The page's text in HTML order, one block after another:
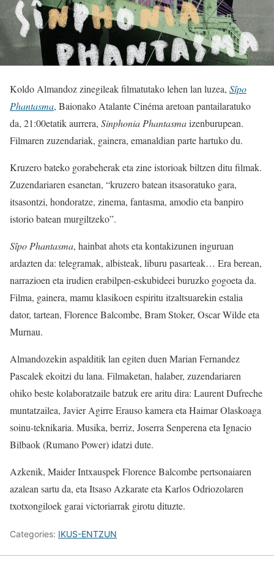
Koldo Almandoz zinegileak filmatutako lehen lan luzea, Sîpo
Phantasma, Baionako Atalante Cinéma aretoan pantailaratuko
da, 21:00etatik aurrera, Sinphonia Phantasmaizenburupean.
Filmaren zuzendariak, gainera, emanaldian parte hartuko du.
Kruzero bateko gorabeherak eta zine istorioak biltzen ditu filmak.
Zuzendariaren esanetan, “kruzero batean itsasoratuko gara,
itsasontzi, hondoratze, zinema, fantasma, amodio eta banpiro
istorio batean murgiltzeko”.
Sîpo Phantasma, hainbat ahots eta kontakizunen inguruan
ardazten da: telegramak, albisteak, liburu pasarteak… Era berean,
narrazioen eta irudien erabilpen-eskubideei buruzko gogoeta da.
Filma, gainera, mamu klasikoen espiritu itzaltsuarekin estalia
dator, tartean, Florence Balcombe, Bram Stoker, Oscar Wilde eta
Murnau.
Almandozekin aspalditik lan egiten duen Marian Fernandez
Pascalek ekoitzi du lana. Filmaketan, halaber, zuzendariaren
ohiko beste kolaboratzaile batzuk ere aritu dira: Laurent Dufreche
muntatzailea, Javier Agirre Erauso kamera eta Haimar Olaskoaga
soinu-teknikaria. Musika, berriz, Joserra Senperena eta Ignacio
Bilbaok (Rumano Power) idatzi dute.
Azkenik, Maider Intxauspek Florence Balcombe pertsonaiaren
azalean sartu da, eta Itsaso Azkarate eta Karlos Odriozolaren
txotxongiloek garai victoriarrak girotu dituzte.
Categories: IKUS-ENTZUN